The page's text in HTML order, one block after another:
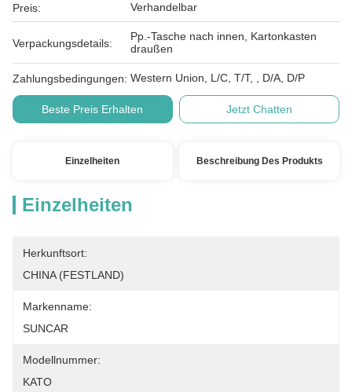
Preis: Verhandelbar
Verpackungsdetails:
Pp.-Tasche nach innen, Kartonkasten
draußen
Zahlungsbedingungen: Western Union, L/C, T/T, , D/A, D/P
Beste Preis Erhalten Jetzt Chatten
Einzelheiten Beschreibung Des Produkts
Einzelheiten
Herkunftsort:
CHINA (FESTLAND)
Markenname:
SUNCAR
Modellnummer:
KATO